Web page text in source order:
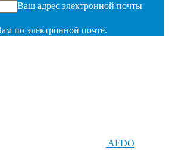
Ваш адрес электронной почты
по электронной почте.
AFDO